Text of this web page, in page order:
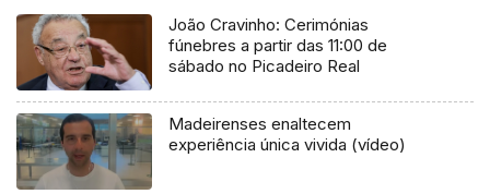
João Cravinho: Cerimónias
fúnebres a partir das 11:00 de
sábado no Picadeiro Real
Madeirenses enaltecem
experiência única vivida (vídeo)